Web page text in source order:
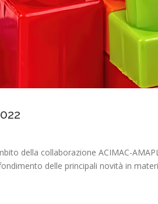
della collaborazione ACIMAC-
delle principali novità in